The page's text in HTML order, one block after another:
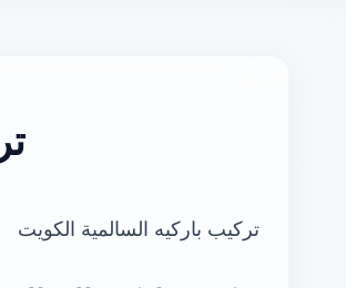
تركيب باركيه السالمية الكويت